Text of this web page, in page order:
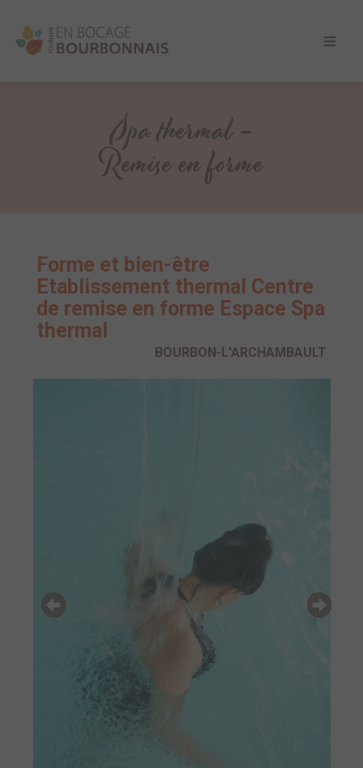
Spa thermal -
Remise en forme
Forme et bien-être
Etablissement thermal Centre
de remise en forme Espace Spa
thermal
BOURBON-L'ARCHAMBAULT